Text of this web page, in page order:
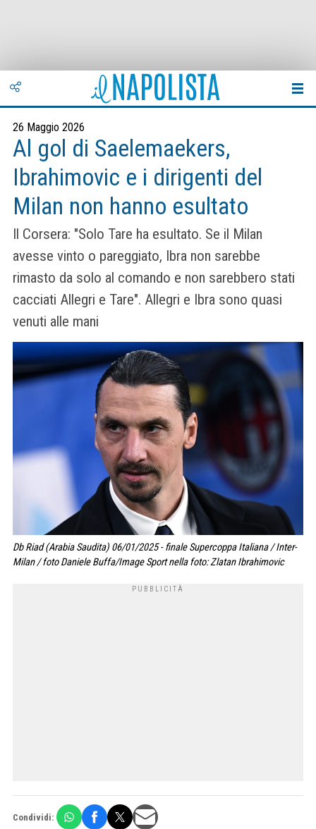
26 Maggio 2026
Al gol di Saelemaekers,
Ibrahimovic e i dirigenti del
Milan non hanno esultato
Il Corsera: "Solo Tare ha esultato. Se il Milan
avesse vinto o pareggiato, Ibra non sarebbe
rimasto da solo al comando e non sarebbero stati
cacciati Allegri e Tare". Allegri e Ibra sono quasi
venuti alle mani
Db Riad (Arabia Saudita) 06/01/2025 - finale Supercoppa Italiana / Inter-
Milan / foto Daniele Buffa/Image Sport nella foto: Zlatan Ibrahimovic
Condividi: